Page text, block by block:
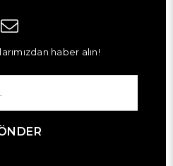
haber alın!